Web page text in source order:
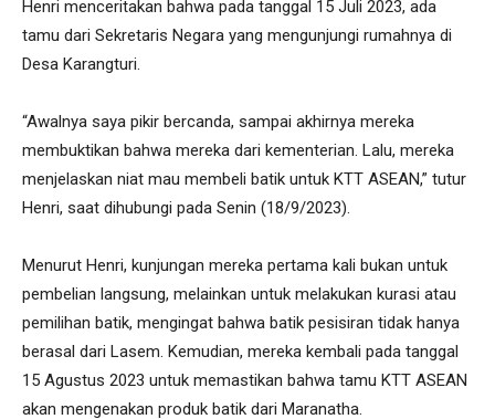
Henri menceritakan bahwa pada tanggal 15 Juli 2023, ada
tamu dari Sekretaris Negara yang mengunjungi rumahnya di
Desa Karangturi.
“Awalnya saya pikir bercanda, sampai akhirnya mereka
membuktikan bahwa mereka dari kementerian. Lalu, mereka
menjelaskan niat mau membeli batik untuk KTT ASEAN,” tutur
Henri, saat dihubungi pada Senin (18/9/2023).
Menurut Henri, kunjungan mereka pertama kali bukan untuk
pembelian langsung, melainkan untuk melakukan kurasi atau
pemilihan batik, mengingat bahwa batik pesisiran tidak hanya
berasal dari Lasem. Kemudian, mereka kembali pada tanggal
15 Agustus 2023 untuk memastikan bahwa tamu KTT ASEAN
akan mengenakan produk batik dari Maranatha.